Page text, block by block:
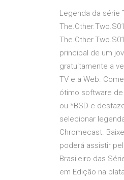
Legenda da série
principal de um
gratuitamente a
TV e a Web.
ótimo software de
ou *BSD e
selecionar
Chromecast.
poderá assistir
Brasileiro das
em Edição na